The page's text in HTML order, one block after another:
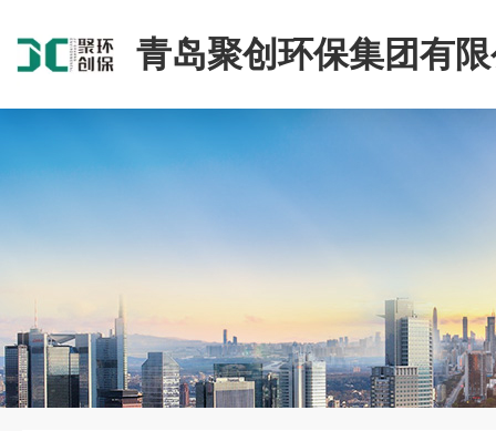
青岛聚创环保集团有